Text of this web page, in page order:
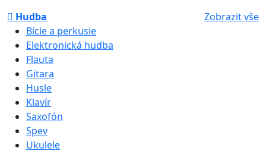
Hudba
Zobrazit vše
Bicie a perkusie
Elektronická hudba
Flauta
Gitara
Husle
Klavír
Saxofón
Spev
Ukulele